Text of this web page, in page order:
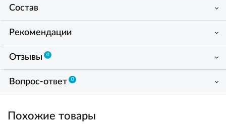
Состав
Рекомендации
Отзывы 0
Вопрос-ответ 0
Похожие товары